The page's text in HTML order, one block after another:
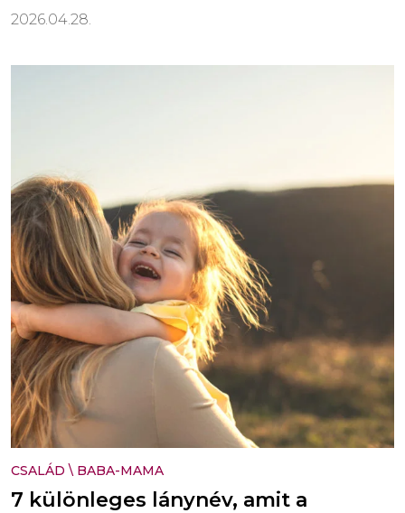
2026.04.28.
CSALÁD \ BABA-MAMA
7 különleges lánynév, amit a